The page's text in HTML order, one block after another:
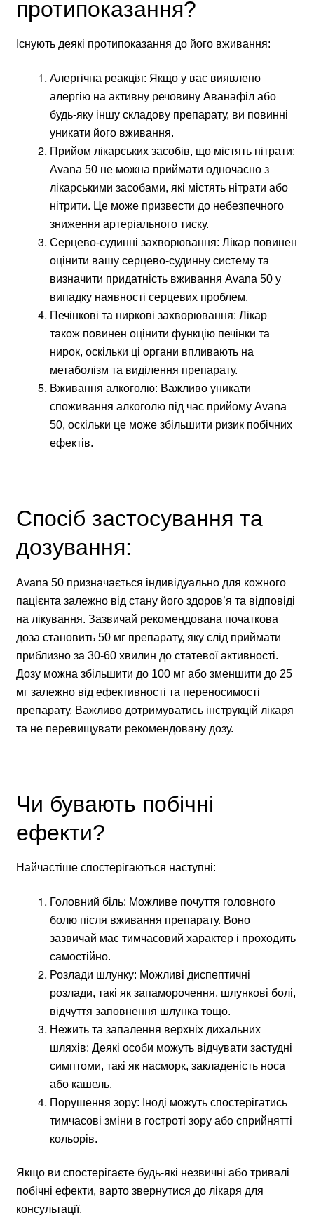
протипоказання?
Існують деякі протипоказання до його вживання:
Алергічна реакція: Якщо у вас виявлено
алергію на активну речовину Аванафіл або
будь-яку іншу складову препарату, ви повинні
уникати його вживання.
Прийом лікарських засобів, що містять нітрати:
Avana 50 не можна приймати одночасно з
лікарськими засобами, які містять нітрати або
нітрити. Це може призвести до небезпечного
зниження артеріального тиску.
Серцево-судинні захворювання: Лікар повинен
оцінити вашу серцево-судинну систему та
визначити придатність вживання Avana 50 у
випадку наявності серцевих проблем.
Печінкові та ниркові захворювання: Лікар
також повинен оцінити функцію печінки та
нирок, оскільки ці органи впливають на
метаболізм та виділення препарату.
Вживання алкоголю: Важливо уникати
споживання алкоголю під час прийому Avana
50, оскільки це може збільшити ризик побічних
ефектів.
Спосіб застосування та
дозування:
Avana 50 призначається індивідуально для кожного
пацієнта залежно від стану його здоров’я та відповіді
на лікування. Зазвичай рекомендована початкова
доза становить 50 мг препарату, яку слід приймати
приблизно за 30-60 хвилин до статевої активності.
Дозу можна збільшити до 100 мг або зменшити до 25
мг залежно від ефективності та переносимості
препарату. Важливо дотримуватись інструкцій лікаря
та не перевищувати рекомендовану дозу.
Чи бувають побічні
ефекти?
Найчастіше спостерігаються наступні:
Головний біль: Можливе почуття головного
болю після вживання препарату. Воно
зазвичай має тимчасовий характер і проходить
самостійно.
Розлади шлунку: Можливі диспептичні
розлади, такі як запаморочення, шлункові болі,
відчуття заповнення шлунка тощо.
Нежить та запалення верхніх дихальних
шляхів: Деякі особи можуть відчувати застудні
симптоми, такі як насморк, закладеність носа
або кашель.
Порушення зору: Іноді можуть спостерігатись
тимчасові зміни в гостроті зору або сприйнятті
кольорів.
Якщо ви спостерігаєте будь-які незвичні або тривалі
побічні ефекти, варто звернутися до лікаря для
консультації.